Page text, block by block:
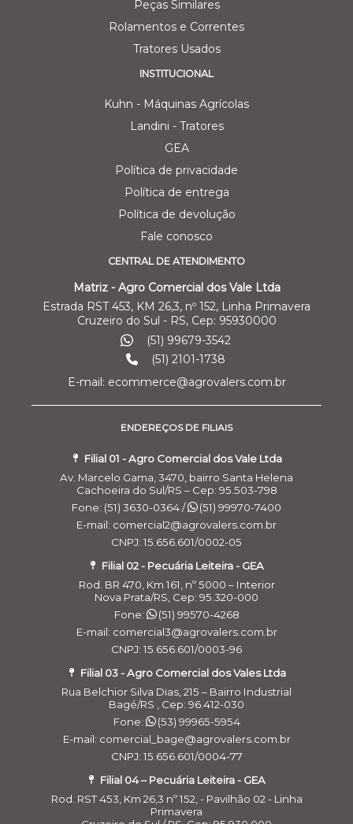
Peças Similares
Rolamentos e Correntes
Tratores Usados
INSTITUCIONAL
Kuhn - Máquinas Agrícolas
Landini - Tratores
GEA
Política de privacidade
Política de entrega
Política de devolução
Fale conosco
CENTRAL DE ATENDIMENTO
Matriz - Agro Comercial dos Vale Ltda
Estrada RST 453, KM 26,3, nº 152, Linha Primavera
Cruzeiro do Sul - RS, Cep: 95930000
(51) 99679-3542
(51) 2101-1738
E-mail: ecommerce@agrovalers.com.br
ENDEREÇOS DE FILIAIS
Filial 01 - Agro Comercial dos Vale Ltda
Av. Marcelo Gama, 3470, bairro Santa Helena
Cachoeira do Sul/RS – Cep: 95.503-798
Fone: (51) 3630-0364 /
(51) 99970-7400
E-mail: comercial2@agrovalers.com.br
CNPJ: 15.656.601/0002-05
Filial 02 - Pecuária Leiteira - GEA
Rod. BR 470, Km 161, nº 5000 – Interior
Nova Prata/RS, Cep: 95.320-000
Fone:
(51) 99570-4268
E-mail: comercial3@agrovalers.com.br
CNPJ: 15.656.601/0003-96
Filial 03 - Agro Comercial dos Vales Ltda
Rua Belchior Silva Dias, 215 – Bairro Industrial
Bagé/RS , Cep: 96.412-030
Fone:
(53) 99965-5954
E-mail: comercial_bage@agrovalers.com.br
CNPJ: 15.656.601/0004-77
Filial 04 – Pecuária Leiteira - GEA
Rod. RST 453, Km 26,3 nº 152, - Pavilhão 02 - Linha
Primavera